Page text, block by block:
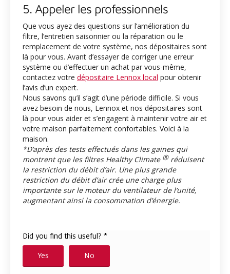
5. Appeler les professionnels
Que vous ayez des questions sur l’amélioration du
filtre, l’entretien saisonnier ou la réparation ou le
remplacement de votre système, nos dépositaires sont
là pour vous. Avant d’essayer de corriger une erreur
système ou d’effectuer un achat par vous-même,
contactez votre dépositaire Lennox local pour obtenir
l’avis d’un expert.
Nous savons qu’il s’agit d’une période difficile. Si vous
avez besoin de nous, Lennox et nos dépositaires sont
là pour vous aider et s’engagent à maintenir votre air et
votre maison parfaitement confortables. Voici à la
maison.
*D’après des tests effectués dans les gaines qui
montrent que les filtres Healthy Climate ®réduisent
la restriction du débit d’air. Une plus grande
restriction du débit d’air crée une charge plus
importante sur le moteur du ventilateur de l’unité,
augmentant ainsi la consommation d’énergie.